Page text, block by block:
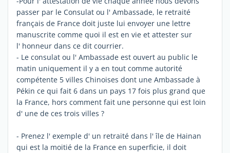
passer par le Consulat ou l' Ambassade, le retraité
français de France doit juste lui envoyer une lettre
manuscrite comme quoi il est en vie et attester sur
l' honneur dans ce dit courrier.
- Le consulat ou l' Ambassade est ouvert au public le
matin uniquement il y a en tout comme autorité
compétente 5 villes Chinoises dont une Ambassade à
Pékin ce qui fait 6 dans un pays 17 fois plus grand que
la France, hors comment fait une personne qui est loin
d' une de ces trois villes ?
- Prenez l' exemple d' un retraité dans l' île de Hainan
qui est la moitié de la France en superficie, il doit